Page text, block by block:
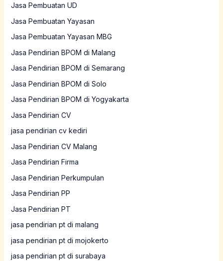
Jasa Pembuatan UD
Jasa Pembuatan Yayasan
Jasa Pembuatan Yayasan MBG
Jasa Pendirian BPOM di Malang
Jasa Pendirian BPOM di Semarang
Jasa Pendirian BPOM di Solo
Jasa Pendirian BPOM di Yogyakarta
Jasa Pendirian CV
jasa pendirian cv kediri
Jasa Pendirian CV Malang
Jasa Pendirian Firma
Jasa Pendirian Perkumpulan
Jasa Pendirian PP
Jasa Pendirian PT
jasa pendirian pt di malang
jasa pendirian pt di mojokerto
jasa pendirian pt di surabaya